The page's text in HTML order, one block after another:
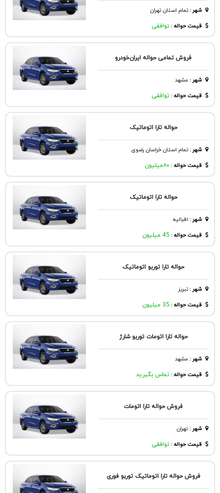
شهر:تمام استان تهران
قیمت حواله : توافقی
فروش تمامی حواله ایران‌خودرو
شهر: مشهد
قیمت حواله : توافقی
حواله تارا اتوماتیک
شهر:تمام استان خراسان رضوی
قیمت حواله : ۸۰میلیون
حواله تارا اتوماتیک
شهر: اقباليه
قیمت حواله :45 میلیون
حواله تارا توربو اتوماتیک
شهر:تبريز
قیمت حواله :35 میلیون
حواله تارا اتومات توربو شارژ
شهر: مشهد
قیمت حواله : تماس بگیرید
فروش حواله تارا اتومات
شهر: تهران
قیمت حواله : توافقی
فروش حواله تارا اتوماتیک توربو فوری